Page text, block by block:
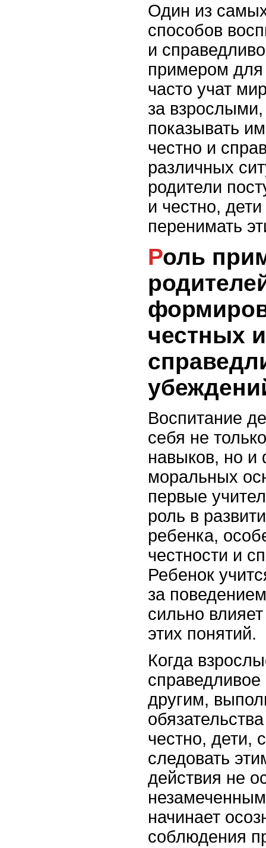
Один из
способов
и
примером
часто учат
за
показывать
честно и
различных
родители
и честно,
перенимать
Роль примера
честных и
Воспитание
себя не
навыков, но
моральных
первые
роль в
ребенка,
честности и
Ребенок
за
сильно
этих понятий.
Когда
другим,
честно, дети,
следовать
действия не
начинает
соблюдения